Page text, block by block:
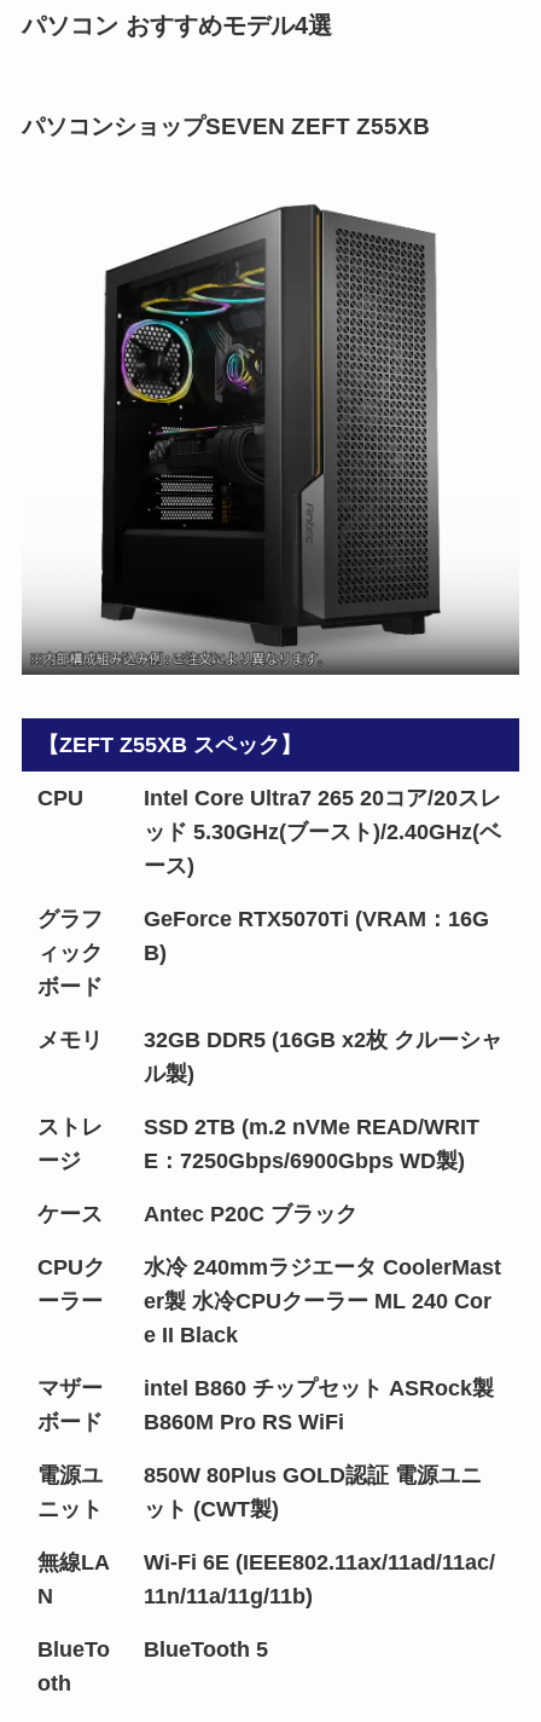
パソコン おすすめモデル4選
パソコンショップSEVEN ZEFT Z55XB
【ZEFT Z55XB スペック】
CPU
Intel Core Ultra7 265 20コア/20スレ
ッド 5.30GHz(ブースト)/2.40GHz(ベ
ース)
グラフ
ィック
ボード
GeForce RTX5070Ti (VRAM：16G
B)
メモリ
32GB DDR5 (16GB x2枚 クルーシャ
ル製)
ストレ
ージ
SSD 2TB (m.2 nVMe READ/WRIT
E：7250Gbps/6900Gbps WD製)
ケース Antec P20C ブラック
CPUク
ーラー
水冷 240mmラジエータ CoolerMast
er製 水冷CPUクーラー ML 240 Cor
e II Black
マザー
ボード
intel B860 チップセット ASRock製
B860M Pro RS WiFi
電源ユ
ニット
850W 80Plus GOLD認証 電源ユニ
ット (CWT製)
無線LA
N
Wi-Fi 6E (IEEE802.11ax/11ad/11ac/
11n/11a/11g/11b)
BlueTo
oth
BlueTooth 5